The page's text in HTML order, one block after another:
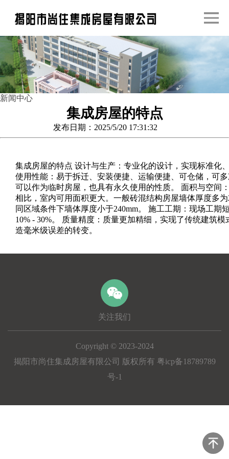
新闻中心
集成房屋的特点
发布日期：2025/5/20 17:31:32
集成房屋的特点 设计与生产：专业化的设计，实现标准化
使用性能：易于拆迁、安装便捷、运输便捷、可仓储，可
可以作为临时房屋，也具有永久使用的性质。 面积与空间
相比，室内可用面积更大。一般砖混结构房屋墙体厚度多
同区域条件下墙体厚度小于240mm。 施工工期：现场工期
10% - 30%。 质量精度：质量更加精细，实现了传统建筑
造毫米级误差的转变。
关注我们
Copyright © 2023-2024
揭阳市尚住集成房屋有限公司 版权所有 粤icp备18789789
号-1